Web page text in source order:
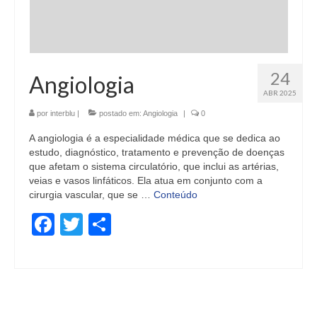
24
ABR 2025
Angiologia
por interblu | postado em: Angiologia | 0
A angiologia é a especialidade médica que se dedica ao
estudo, diagnóstico, tratamento e prevenção de doenças
que afetam o sistema circulatório, que inclui as artérias,
veias e vasos linfáticos. Ela atua em conjunto com a
cirurgia vascular, que se … Conteúdo
Facebook
Twitter